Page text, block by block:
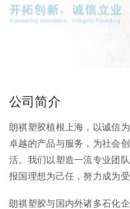
公司简介
朗祺塑胶植根上海，以诚信
卓越的产品与服务，为社会
活。我们以塑造一流专业团
报国理想为己任，努力成为
朗祺塑胶与国内外诸多石化